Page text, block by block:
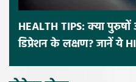
HEALTH TIPS: क्या
डिप्रेशन के लक्षण? जानें ये